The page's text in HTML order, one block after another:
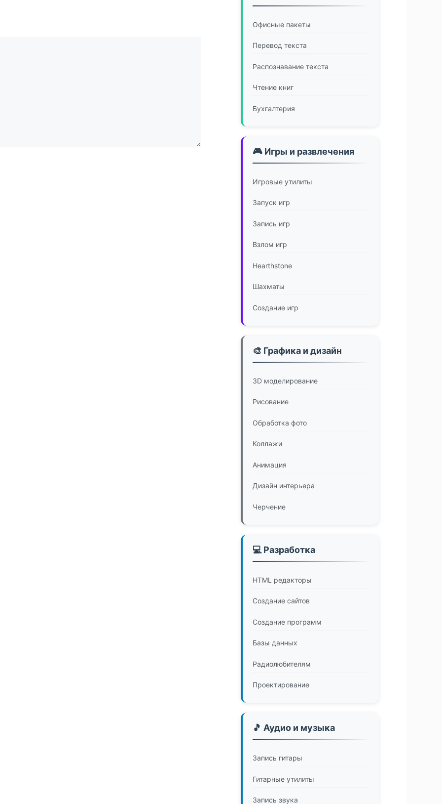
Офисные пакеты
Перевод текста
Распознавание текста
Чтение книг
Бухгалтерия
🎮 Игры и развлечения
Игровые утилиты
Запуск игр
Запись игр
Взлом игр
Hearthstone
Шахматы
Создание игр
🎨 Графика и дизайн
3D моделирование
Рисование
Обработка фото
Коллажи
Анимация
Дизайн интерьера
Черчение
💻 Разработка
HTML редакторы
Создание сайтов
Создание программ
Базы данных
Радиолюбителям
Проектирование
🎵 Аудио и музыка
Запись гитары
Гитарные утилиты
Запись звука